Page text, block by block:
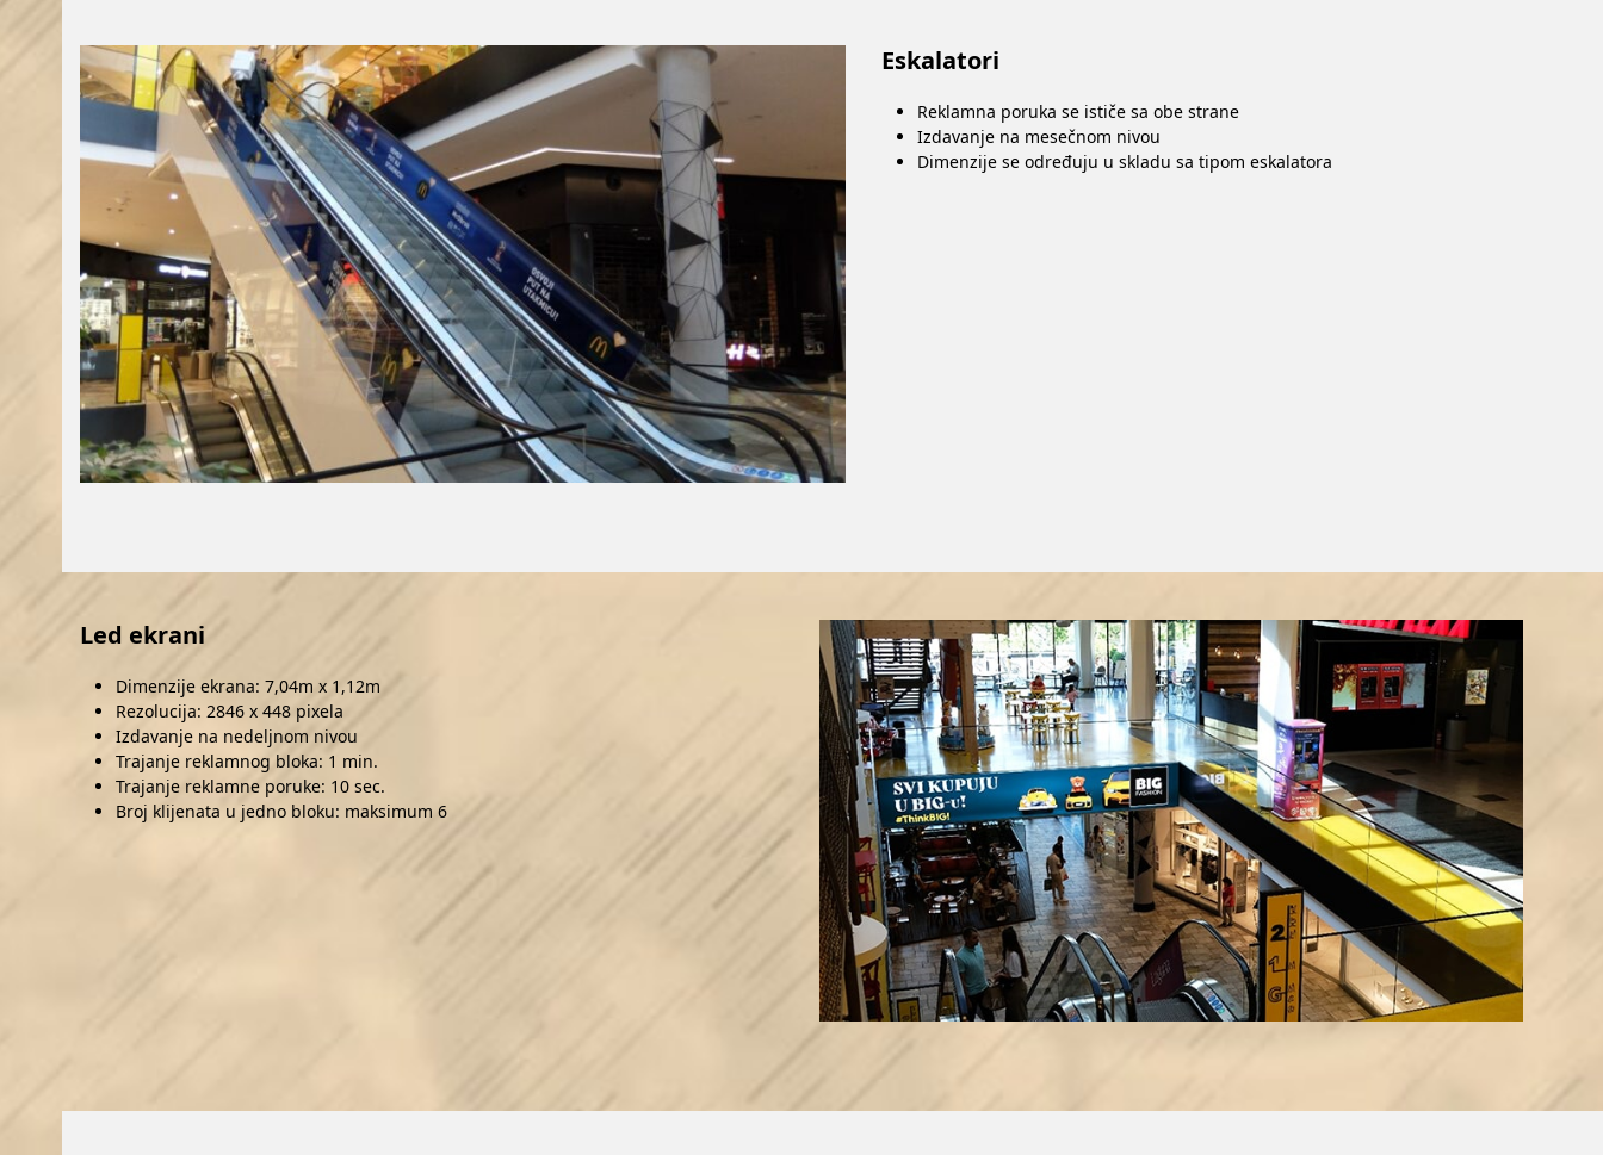
Eskalatori
Reklamna poruka se ističe sa obe strane
Izdavanje na mesečnom nivou
Dimenzije se određuju u skladu sa tipom eskalatora
Led ekrani
Dimenzije ekrana: 7,04m x 1,12m
Rezolucija: 2846 x 448 pixela
Izdavanje na nedeljnom nivou
Trajanje reklamnog bloka: 1 min.
Trajanje reklamne poruke: 10 sec.
Broj klijenata u jedno bloku: maksimum 6